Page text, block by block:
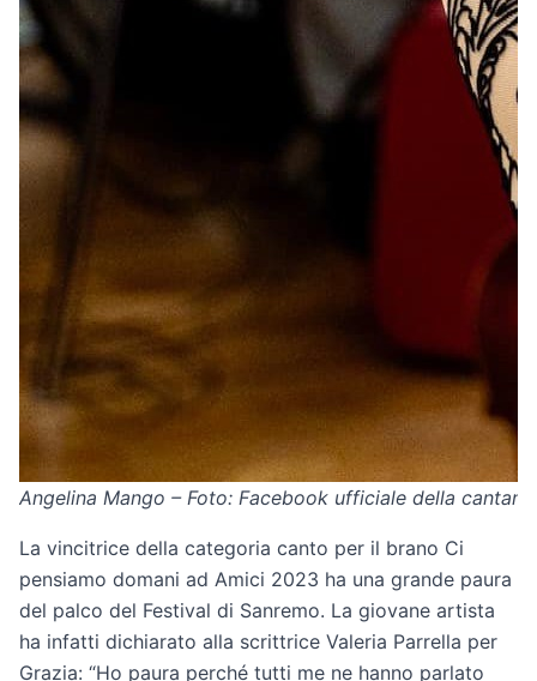
Angelina Mango – Foto: Facebook ufficiale della
La vincitrice della categoria canto per il brano Ci
pensiamo domani ad Amici 2023 ha una grande paura
del palco del Festival di Sanremo. La giovane artista
ha infatti dichiarato alla scrittrice Valeria Parrella per
Grazia: “Ho paura perché tutti me ne hanno parlato